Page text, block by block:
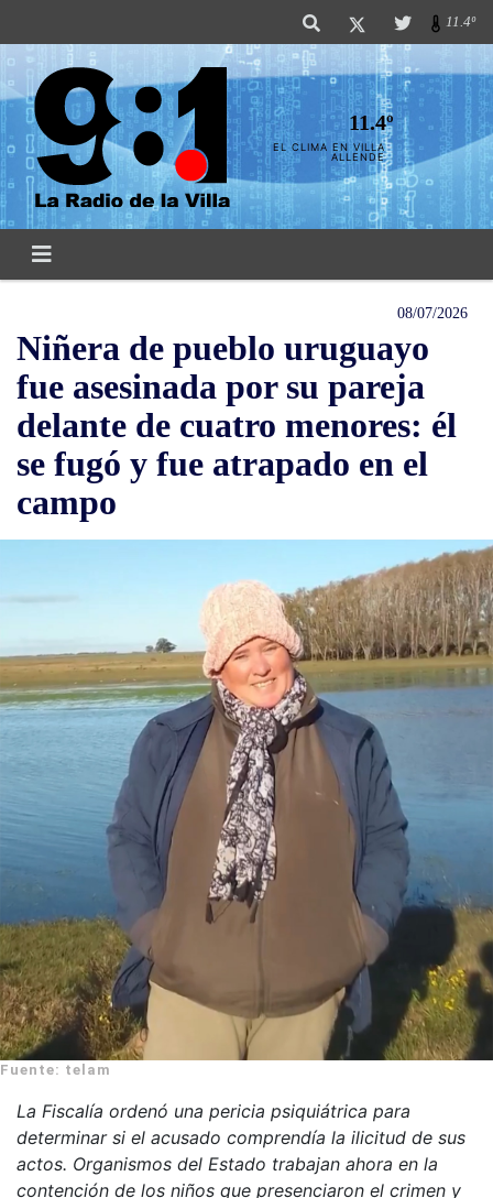
11.4º
11.4º
EL CLIMA EN VILLA
ALLENDE
08/07/2026
Niñera de pueblo uruguayo
fue asesinada por su pareja
delante de cuatro menores: él
se fugó y fue atrapado en el
campo
Fuente: telam
La Fiscalía ordenó una pericia psiquiátrica para
determinar si el acusado comprendía la ilicitud de sus
actos. Organismos del Estado trabajan ahora en la
contención de los niños que presenciaron el crimen y